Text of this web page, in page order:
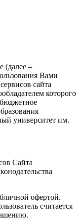
(далее –
Вами
сайта
которого
бюджетное
университет им.
Сайта
офертой.
считается